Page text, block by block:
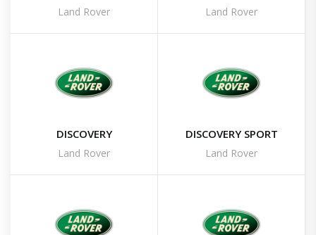
Land Rover Land Rover
DISCOVERY
Land Rover
DISCOVERY SPORT
Land Rover